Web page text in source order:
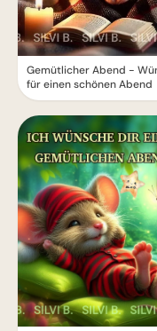
Gemütlicher Abend -
für einen schönen Abend